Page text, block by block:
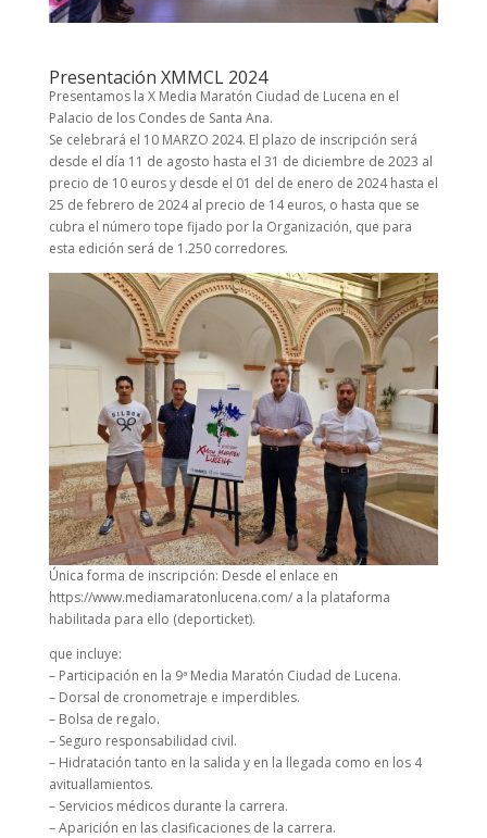
Presentación XMMCL 2024
Presentamos la X Media Maratón Ciudad de Lucena en el
Palacio de los Condes de Santa Ana.
Se celebrará el 10 MARZO 2024. El plazo de inscripción será
desde el día 11 de agosto hasta el 31 de diciembre de 2023 al
precio de 10 euros y desde el 01 del de enero de 2024 hasta el
25 de febrero de 2024 al precio de 14 euros, o hasta que se
cubra el número tope fijado por la Organización, que para
esta edición será de 1.250 corredores.
Única forma de inscripción: Desde el enlace en
https://www.mediamaratonlucena.com/ a la plataforma
habilitada para ello (deporticket).
que incluye:
– Participación en la 9ª Media Maratón Ciudad de Lucena.
– Dorsal de cronometraje e imperdibles.
– Bolsa de regalo.
– Seguro responsabilidad civil.
– Hidratación tanto en la salida y en la llegada como en los 4
avituallamientos.
– Servicios médicos durante la carrera.
– Aparición en las clasificaciones de la carrera.